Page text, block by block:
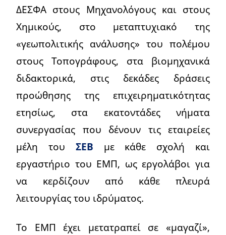
ΔΕΣΦΑ στους Μηχανολόγους και στους
Χημικούς, στο μεταπτυχιακό της
«γεωπολιτικής ανάλυσης» του πολέμου
στους Τοπογράφους, στα βιομηχανικά
διδακτορικά, στις δεκάδες δράσεις
προώθησης της επιχειρηματικότητας
ετησίως, στα εκατοντάδες νήματα
συνεργασίας που δένουν τις εταιρείες
μέλη του ΣΕΒ με κάθε σχολή και
εργαστήριο του ΕΜΠ, ως εργολάβοι για
να κερδίζουν από κάθε πλευρά
λειτουργίας του ιδρύματος.
Το ΕΜΠ έχει μετατραπεί σε «μαγαζί»,